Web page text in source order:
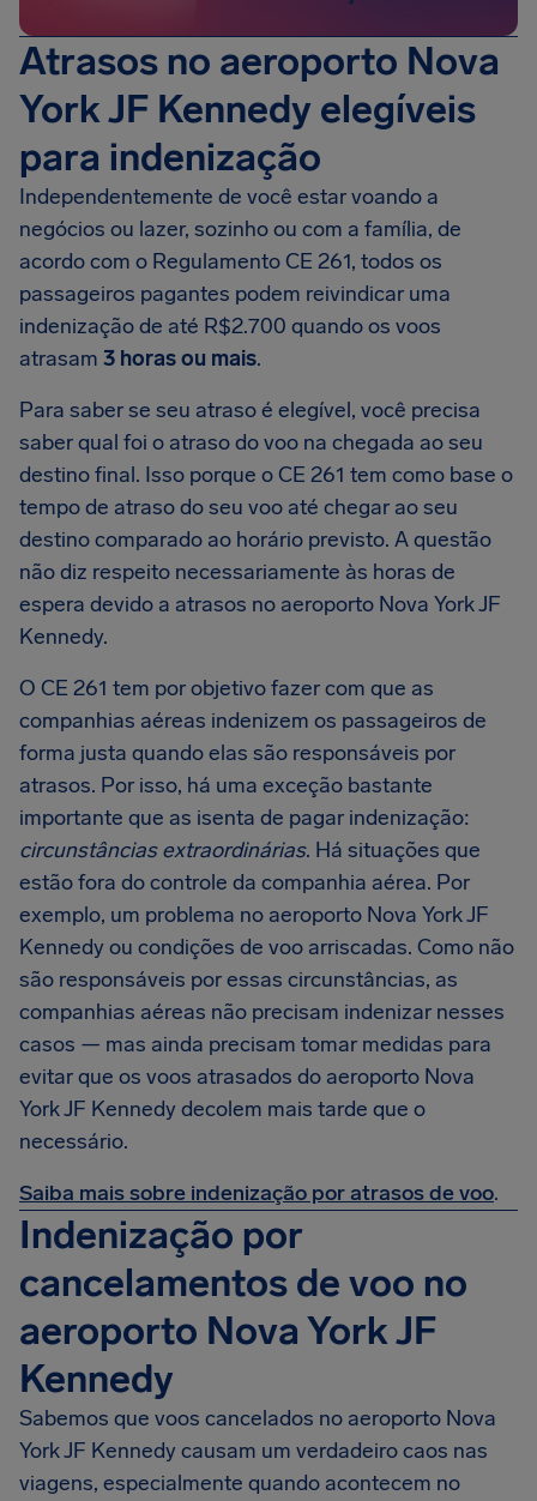
Atrasos no aeroporto Nova
York JF Kennedy elegíveis
para indenização
Independentemente de você estar voando a
negócios ou lazer, sozinho ou com a família, de
acordo com o Regulamento CE 261, todos os
passageiros pagantes podem reivindicar uma
indenização de até R$2.700 quando os voos
atrasam 3 horas ou mais.
Para saber se seu atraso é elegível, você precisa
saber qual foi o atraso do voo na chegada ao seu
destino final. Isso porque o CE 261 tem como base o
tempo de atraso do seu voo até chegar ao seu
destino comparado ao horário previsto. A questão
não diz respeito necessariamente às horas de
espera devido a atrasos no aeroporto Nova York JF
Kennedy.
O CE 261 tem por objetivo fazer com que as
companhias aéreas indenizem os passageiros de
forma justa quando elas são responsáveis por
atrasos. Por isso, há uma exceção bastante
importante que as isenta de pagar indenização:
circunstâncias extraordinárias. Há situações que
estão fora do controle da companhia aérea. Por
exemplo, um problema no aeroporto Nova York JF
Kennedy ou condições de voo arriscadas. Como não
são responsáveis por essas circunstâncias, as
companhias aéreas não precisam indenizar nesses
casos — mas ainda precisam tomar medidas para
evitar que os voos atrasados do aeroporto Nova
York JF Kennedy decolem mais tarde que o
necessário.
Saiba mais sobre indenização por atrasos de voo.
Indenização por
cancelamentos de voo no
aeroporto Nova York JF
Kennedy
Sabemos que voos cancelados no aeroporto Nova
York JF Kennedy causam um verdadeiro caos nas
viagens, especialmente quando acontecem no